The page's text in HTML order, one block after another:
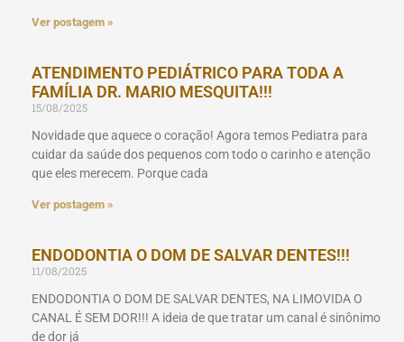
Ver postagem »
ATENDIMENTO PEDIÁTRICO PARA TODA A
FAMÍLIA DR. MARIO MESQUITA!!!
15/08/2025
Novidade que aquece o coração! Agora temos Pediatra para
cuidar da saúde dos pequenos com todo o carinho e atenção
que eles merecem. Porque cada
Ver postagem »
ENDODONTIA O DOM DE SALVAR DENTES!!!
11/08/2025
ENDODONTIA O DOM DE SALVAR DENTES, NA LIMOVIDA O
CANAL É SEM DOR!!! A ideia de que tratar um canal é sinônimo
de dor já